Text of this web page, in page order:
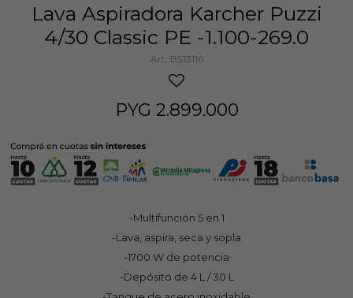
Lava Aspiradora Karcher Puzzi
4/30 Classic PE -1.100-269.0
BS13116
PYG 2.899.000
-Multifunción 5 en 1
-Lava, aspira, seca y sopla
-1700 W de potencia
-Depósito de 4 L / 30 L